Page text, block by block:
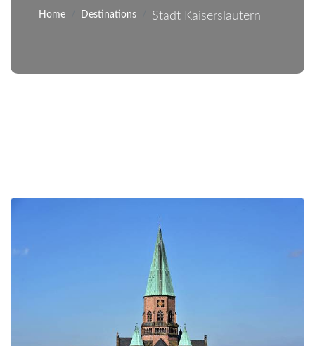
Home Destinations Stadt Kaiserslautern